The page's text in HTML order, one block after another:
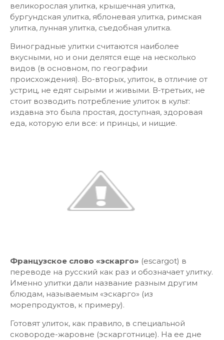
великорослая улитка, крышечная улитка,
бургундская улитка, яблоневая улитка, римская
улитка, лунная улитка, съедобная улитка.
Виноградные улитки считаются наиболее
вкусными, но и они делятся еще на несколько
видов (в основном, по географии
происхождения). Во-вторых, улиток, в отличие от
устриц, не едят сырыми и живыми. В-третьих, не
стоит возводить потребление улиток в культ:
издавна это была простая, доступная, здоровая
еда, которую ели все: и принцы, и нищие.
Французское слово «эскарго» (escargot) в
переводе на русский как раз и обозначает улитку.
Именно улитки дали название разным другим
блюдам, называемым «эскарго» (из
морепродуктов, к примеру).
Готовят улиток, как правило, в специальной
сковороде-жаровне (эскарготнице). На ее дне